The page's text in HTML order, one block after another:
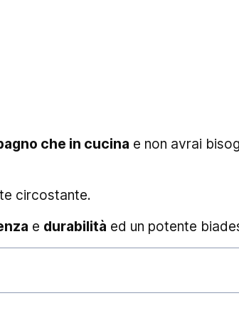
che in cucina e non avrai
circostante.
e durabilità ed un potente